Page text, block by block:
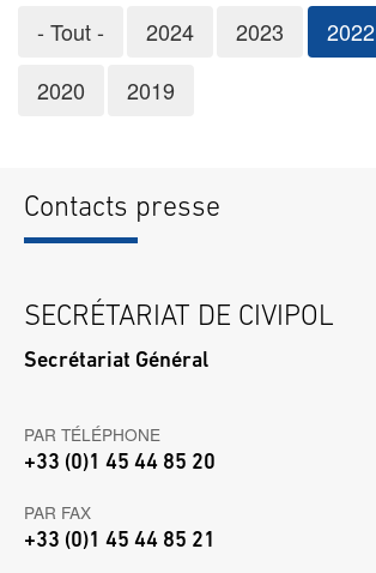
- Tout - 2024 2023 2022
2020
2019
Contacts presse
SECRÉTARIAT DE CIVIPOL
Secrétariat Général
PAR TÉLÉPHONE
+33 (0)1 45 44 85 20
PAR FAX
+33 (0)1 45 44 85 21